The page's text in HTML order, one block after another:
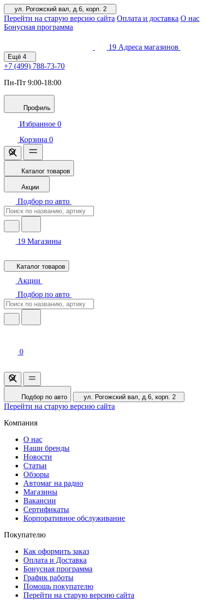
ул. Рогожский вал, д.6, корп. 2
Перейти на старую версию сайта Оплата и доставка О нас
Бонусная программа
19 Адреса магазинов
Ещё 4
+7 (499) 788-73-70
Пн-Пт 9:00-18:00
Профиль
Избранное 0
Корзина 0
Каталог товаров
Акции
Подбор по авто
19 Магазины
Каталог товаров
Акции
Подбор по авто
0
Подбор по авто ул. Рогожский вал, д.6, корп. 2
Перейти на старую версию сайта
Компания
О нас
Наши бренды
Новости
Статьи
Обзоры
Автомаг на радио
Магазины
Вакансии
Сертификаты
Корпоративное обслуживание
Покупателю
Как оформить заказ
Оплата и Доставка
Бонусная программа
График работы
Помощь покупателю
Перейти на старую версию сайта